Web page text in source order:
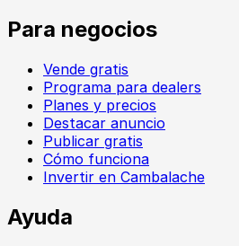
Para negocios
Vende gratis
Programa para dealers
Planes y precios
Destacar anuncio
Publicar gratis
Cómo funciona
Invertir en Cambalache
Ayuda